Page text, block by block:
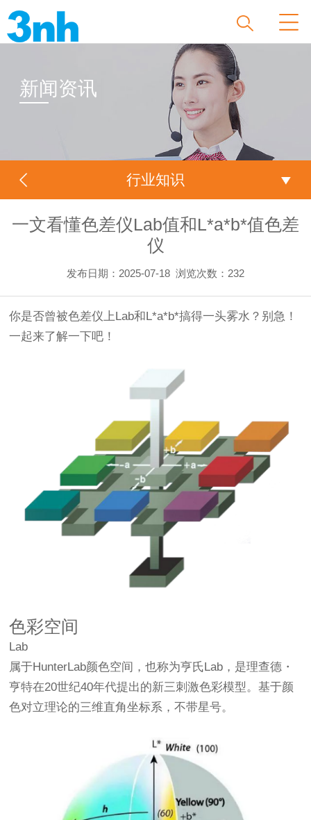
新闻资讯
行业知识
一文看懂色差仪Lab值和L*a*b*值色差
仪
发布日期：2025-07-18 浏览次数： 232
你是否曾被色差仪上Lab和L*a*b*搞得一头雾水？别急！
一起来了解一下吧！
色彩空间
‌Lab‌
属于HunterLab颜色空间，也称为亨氏Lab，是理查德・
亨特在20世纪40年代提出的新三刺激色彩模型。基于颜
色对立理论的三维直角坐标系，不带星号。